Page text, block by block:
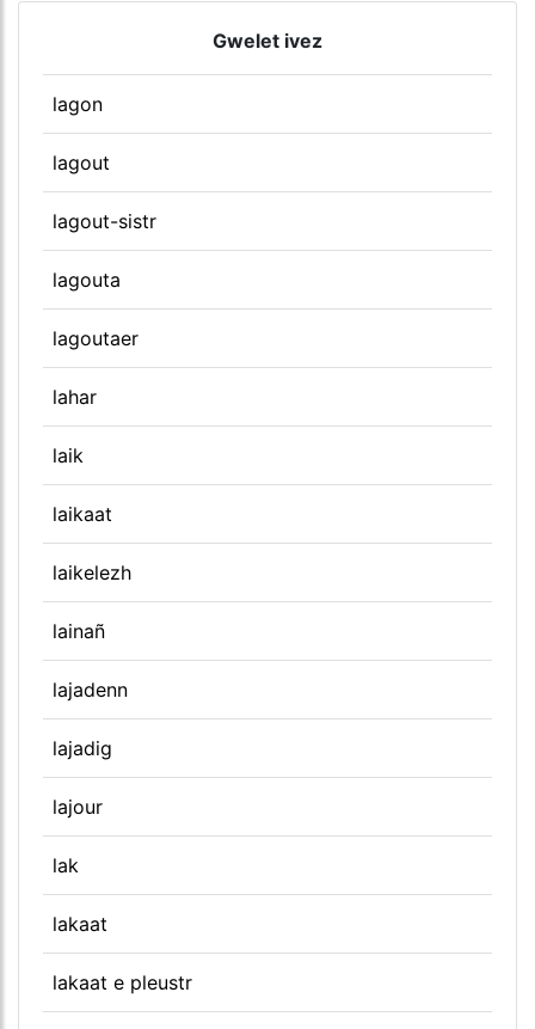
Gwelet ivez
lagon
lagout
lagout-sistr
lagouta
lagoutaer
lahar
laik
laikaat
laikelezh
lainañ
lajadenn
lajadig
lajour
lak
lakaat
lakaat e pleustr